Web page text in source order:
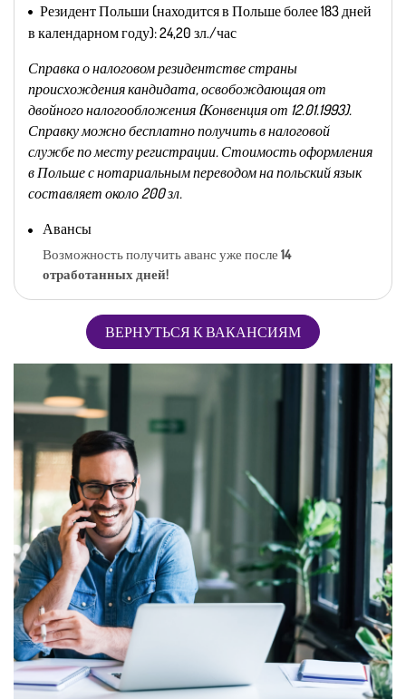
Резидент Польши (находится в Польше более 183 дней
в календарном году): 24,20 зл./час
Справка о налоговом резидентстве страны
происхождения кандидата, освобождающая от
двойного налогообложения (Конвенция от 12.01.1993).
Справку можно бесплатно получить в налоговой
службе по месту регистрации. Стоимость оформления
в Польше с нотариальным переводом на польский язык
составляет около 200 зл.
Авансы
Возможность получить аванс уже после 14
отработанных дней!
ВЕРНУТЬСЯ К ВАКАНСИЯМ